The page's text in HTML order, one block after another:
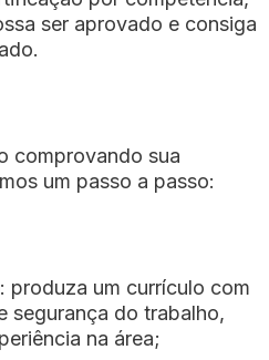
ser aprovado e consiga
comprovando sua
um passo a passo:
: produza um currículo com
segurança do trabalho,
na área;